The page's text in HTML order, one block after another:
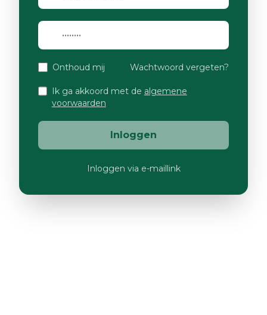
Onthoud mij Wachtwoord vergeten?
Ik ga akkoord met de algemene
voorwaarden
Inloggen
Inloggen via e-maillink